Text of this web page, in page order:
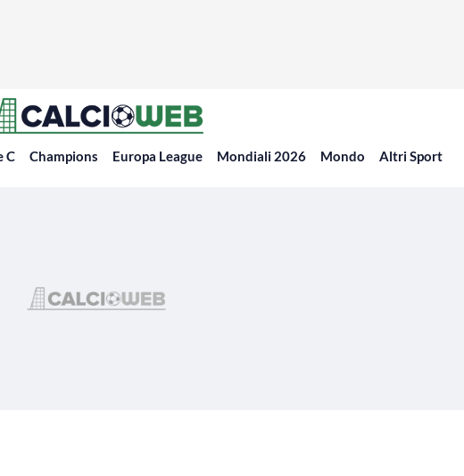
C Champions Europa League Mondiali 2026 Mondo Altri Sport